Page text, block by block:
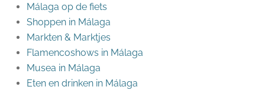
Málaga op de fiets
Shoppen in Málaga
Markten & Marktjes
Flamencoshows in Málaga
Musea in Málaga
Eten en drinken in Málaga